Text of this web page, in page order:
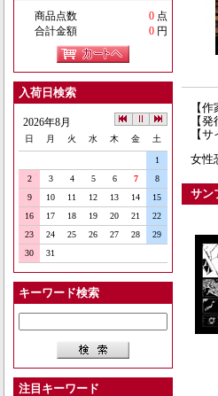
商品点数 0 点
合計金額
0 円
入荷日検索
2026年8月
日 月 火 水 木 金 土
1
2
3 4 5 6 7
8
9
10 11 12 13 14
15
16
17 18 19 20 21
22
23
24 25 26 27 28
29
30
31
キーワード検索
注目キーワード
【
【
【
女性
サン